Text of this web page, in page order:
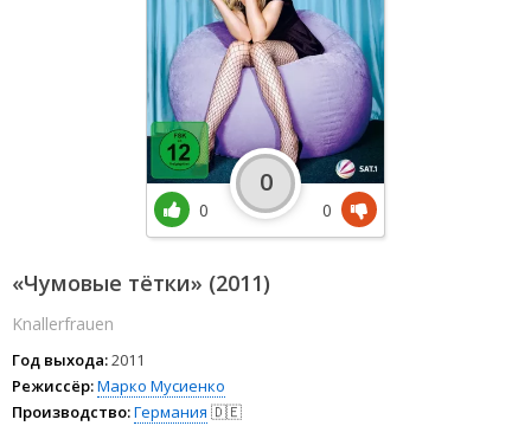
«Чумовые тётки» (2011)
Knallerfrauen
Год выхода:2011
Режиссёр:Марко Мусиенко
Производство:Германия 🇩🇪
0
0
0